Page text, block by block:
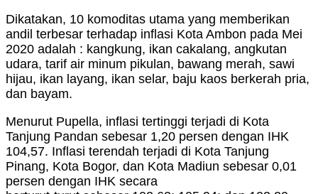
Dikatakan, 10 komoditas utama yang memberikan
andil terbesar terhadap inflasi Kota Ambon pada Mei
2020 adalah : kangkung, ikan cakalang, angkutan
udara, tarif air minum pikulan, bawang merah, sawi
hijau, ikan layang, ikan selar, baju kaos berkerah pria,
dan bayam.
Menurut Pupella, inflasi tertinggi terjadi di Kota
Tanjung Pandan sebesar 1,20 persen dengan IHK
104,57. Inflasi terendah terjadi di Kota Tanjung
Pinang, Kota Bogor, dan Kota Madiun sebesar 0,01
persen dengan IHK secara